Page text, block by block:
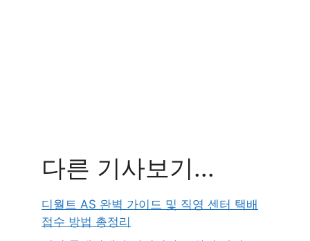
다른 기사보기...
디월트 AS 완벽 가이드 및 직영 센터 택배
접수 방법 총정리